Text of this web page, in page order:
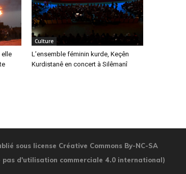
elle
Culture
L’ensemble féminin kurde, Keçên
Kurdistanê en concert à Silêmanî
sous license Créative Commons By-NC-SA
d'utilisation commerciale 4.0 international)